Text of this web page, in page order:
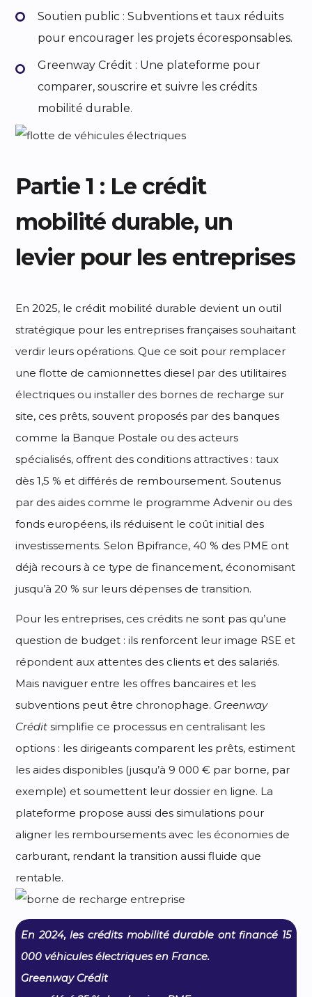
Soutien public : Subventions et taux réduits
pour encourager les projets écoresponsables.
Greenway Crédit : Une plateforme pour
comparer, souscrire et suivre les crédits
mobilité durable.
Partie 1 : Le crédit
mobilité durable, un
levier pour les entreprises
En 2025, le crédit mobilité durable devient un outil
stratégique pour les entreprises françaises souhaitant
verdir leurs opérations. Que ce soit pour remplacer
une flotte de camionnettes diesel par des utilitaires
électriques ou installer des bornes de recharge sur
site, ces prêts, souvent proposés par des banques
comme la Banque Postale ou des acteurs
spécialisés, offrent des conditions attractives : taux
dès 1,5 % et différés de remboursement. Soutenus
par des aides comme le programme Advenir ou des
fonds européens, ils réduisent le coût initial des
investissements. Selon Bpifrance, 40 % des PME ont
déjà recours à ce type de financement, économisant
jusqu’à 20 % sur leurs dépenses de transition.
Pour les entreprises, ces crédits ne sont pas qu’une
question de budget : ils renforcent leur image RSE et
répondent aux attentes des clients et des salariés.
Mais naviguer entre les offres bancaires et les
subventions peut être chronophage. Greenway
Crédit simplifie ce processus en centralisant les
options : les dirigeants comparent les prêts, estiment
les aides disponibles (jusqu’à 9 000 € par borne, par
exemple) et soumettent leur dossier en ligne. La
plateforme propose aussi des simulations pour
aligner les remboursements avec les économies de
carburant, rendant la transition aussi fluide que
rentable.
En 2024, les crédits mobilité durable ont financé 15
000 véhicules électriques en France.
Greenway Crédit